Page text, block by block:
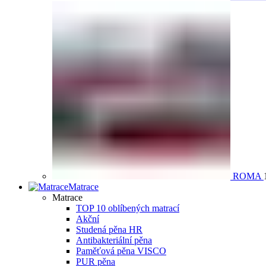
ROMA
Matrace
Matrace
TOP 10 oblíbených matrací
Akční
Studená pěna HR
Antibakteriální pěna
Paměťová pěna VISCO
PUR pěna